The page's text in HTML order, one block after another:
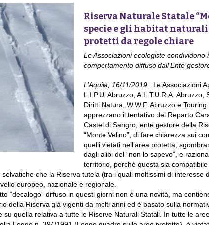
Riserva Naturale Statale
specie e gli habitat naturali
protetti da regole chiare
Le Associazioni ecologiste condividono
comportamento diffuso dall’Ente
L’Aquila, 16/11/2019.
Le Associazioni
L.I.P.U. Abruzzo, A.L.T.U.R.A. Abruzzo,
Diritti Natura, W.W.F. Abruzzo e
apprezzano il tentativo del Reparto
Castel di Sangro, ente gestore della
“Monte Velino”, di fare chiarezza sui
quelli vietati nell’area protetta,
dagli alibi del “non lo sapevo”, e
territorio, perché questa sia
che la Riserva tutela (tra i quali moltissimi di interesse
europeo, nazionale e regionale.
“decalogo” diffuso in questi giorni non è una novità, ma
della Riserva già vigenti da molti anni ed è basato sulla
quella relativa a tutte le Riserve Naturali Statali. In tutte le